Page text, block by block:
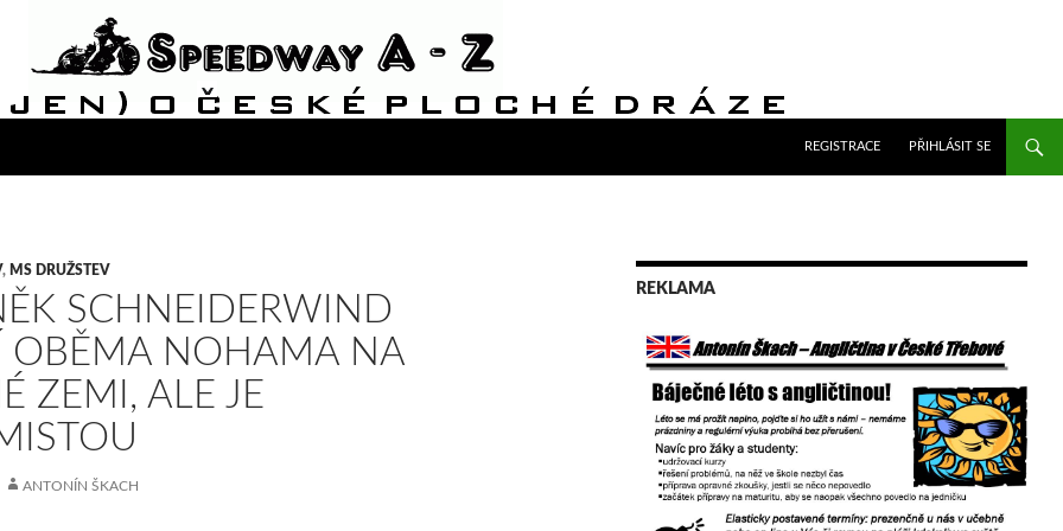
REGISTRACE
PŘIHLÁSIT SE
, MS DRUŽSTEV
SCHNEIDERWIND
OBĚMA NOHAMA NA
ZEMI, ALE JE
ANTONÍN ŠKACH
REKLAMA